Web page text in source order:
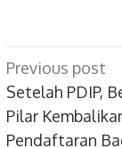
Post
navigation
Previous post
Setelah PDIP,
Pilar
Pendaftaran